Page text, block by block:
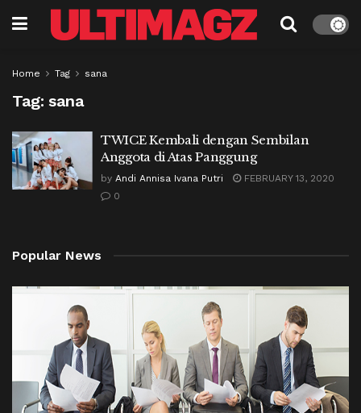
Home Tag sana
Tag: sana
TWICE Kembali dengan Sembilan
Anggota di Atas Panggung
by Andi Annisa Ivana Putri
FEBRUARY 13, 2020
0
Popular News